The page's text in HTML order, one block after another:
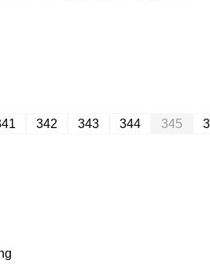
342 343 344 345